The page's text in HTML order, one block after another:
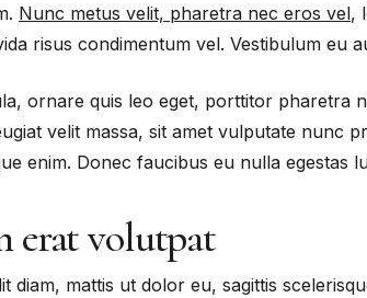
Nunc metus velit, pharetra nec eros vel,
risus condimentum vel. Vestibulum eu
ornare quis leo eget, porttitor pharetra
velit massa, sit amet vulputate nunc
enim. Donec faucibus eu nulla egestas
erat volutpat
diam, mattis ut dolor eu, sagittis